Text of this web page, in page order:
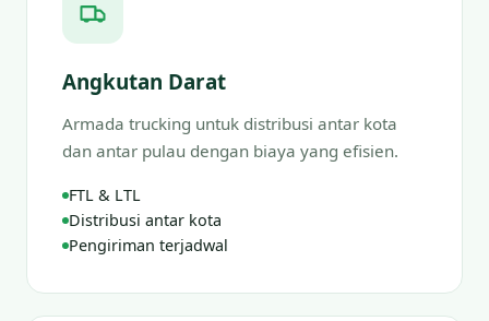
Angkutan Darat
Armada trucking untuk distribusi antar kota
dan antar pulau dengan biaya yang efisien.
FTL & LTL
Distribusi antar kota
Pengiriman terjadwal